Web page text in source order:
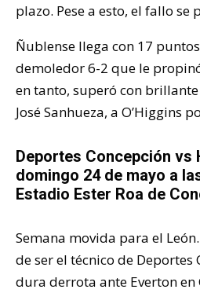
plazo. Pese a esto, el fallo se
Ñublense llega con 17
demoledor 6-2 que le
en tanto, superó con
José Sanhueza, a O’Higgins
Deportes Concepción vs
domingo 24 de mayo a
Estadio Ester Roa de
Semana movida para el
de ser el técnico de Deportes
dura derrota ante Everton en